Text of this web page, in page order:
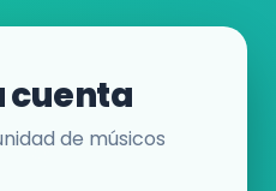
cuenta
de músicos